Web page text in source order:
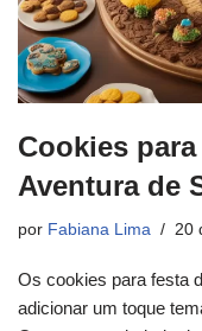
Cookies
Aventura de
por Fabiana Lima 20
Os cookies para festa
adicionar um toque